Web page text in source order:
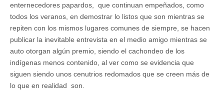
enternecedores papardos, que continuan empeñados, como
todos los veranos, en demostrar lo listos que son mientras se
repiten con los mismos lugares comunes de siempre, se hacen
publicar la inevitable entrevista en el medio amigo mientras se
auto otorgan algún premio, siendo el cachondeo de los
indígenas menos contenido, al ver como se evidencia que
siguen siendo unos cenutrios redomados que se creen más de
lo que en realidad son.